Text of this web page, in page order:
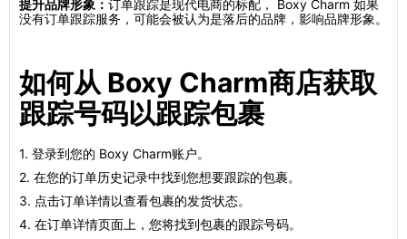
提升品牌形象： 订单跟踪是现代电商的标配， Boxy Charm 如果
没有订单跟踪服务，可能会被认为是落后的品牌，影响品牌形象。
如何从 Boxy Charm商店获取
跟踪号码以跟踪包裹
1. 登录到您的 Boxy Charm账户。
2. 在您的订单历史记录中找到您想要跟踪的包裹。
3. 点击订单详情以查看包裹的发货状态。
4. 在订单详情页面上，您将找到包裹的跟踪号码。